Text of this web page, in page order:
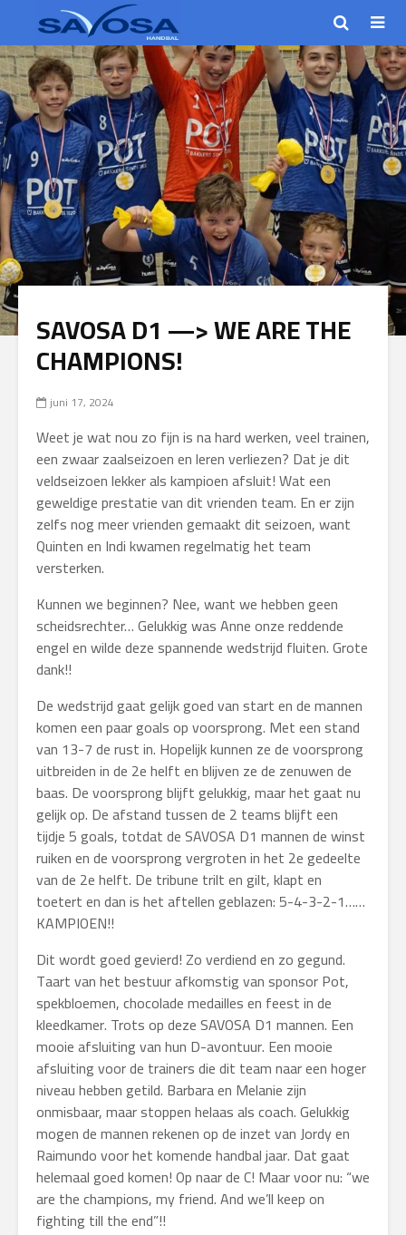
SAVOSA D1 —> WE ARE THE
CHAMPIONS!
juni 17, 2024
Weet je wat nou zo fijn is na hard werken, veel trainen,
een zwaar zaalseizoen en leren verliezen? Dat je dit
veldseizoen lekker als kampioen afsluit! Wat een
geweldige prestatie van dit vrienden team. En er zijn
zelfs nog meer vrienden gemaakt dit seizoen, want
Quinten en Indi kwamen regelmatig het team
versterken.
Kunnen we beginnen? Nee, want we hebben geen
scheidsrechter… Gelukkig was Anne onze reddende
engel en wilde deze spannende wedstrijd fluiten. Grote
dank!!
De wedstrijd gaat gelijk goed van start en de mannen
komen een paar goals op voorsprong. Met een stand
van 13-7 de rust in. Hopelijk kunnen ze de voorsprong
uitbreiden in de 2e helft en blijven ze de zenuwen de
baas. De voorsprong blijft gelukkig, maar het gaat nu
gelijk op. De afstand tussen de 2 teams blijft een
tijdje 5 goals, totdat de SAVOSA D1 mannen de winst
ruiken en de voorsprong vergroten in het 2e gedeelte
van de 2e helft. De tribune trilt en gilt, klapt en
toetert en dan is het aftellen geblazen: 5-4-3-2-1……
KAMPIOEN!!
Dit wordt goed gevierd! Zo verdiend en zo gegund.
Taart van het bestuur afkomstig van sponsor Pot,
spekbloemen, chocolade medailles en feest in de
kleedkamer. Trots op deze SAVOSA D1 mannen. Een
mooie afsluiting van hun D-avontuur. Een mooie
afsluiting voor de trainers die dit team naar een hoger
niveau hebben getild. Barbara en Melanie zijn
onmisbaar, maar stoppen helaas als coach. Gelukkig
mogen de mannen rekenen op de inzet van Jordy en
Raimundo voor het komende handbal jaar. Dat gaat
helemaal goed komen! Op naar de C! Maar voor nu: “we
are the champions, my friend. And we’ll keep on
fighting till the end”!!